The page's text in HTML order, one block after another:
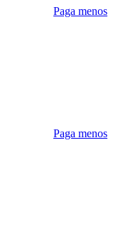
Paga menos
Paga menos